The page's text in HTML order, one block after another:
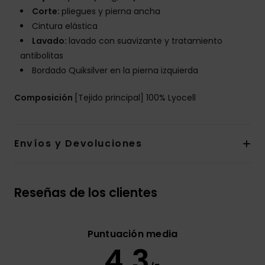
Corte: pliegues y pierna ancha
Cintura elástica
Lavado: lavado con suavizante y tratamiento
antibolitas
Bordado Quiksilver en la pierna izquierda
Composición [Tejido principal] 100% Lyocell
Envíos y Devoluciones
Reseñas de los clientes
Puntuación media